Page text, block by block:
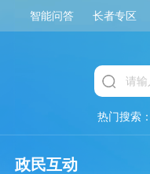
智能问答 长者专区
热门搜索：
政民互动